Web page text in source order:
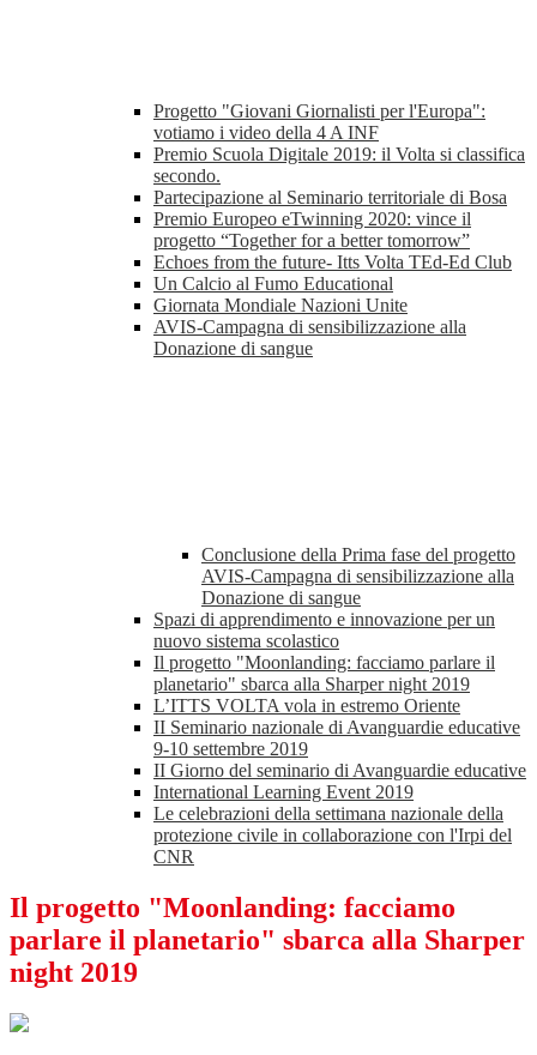
Progetto "Giovani Giornalisti per l'Europa":
votiamo i video della 4 A INF
Premio Scuola Digitale 2019: il Volta si classifica
secondo.
Partecipazione al Seminario territoriale di Bosa
Premio Europeo eTwinning 2020: vince il
progetto “Together for a better tomorrow”
Echoes from the future- Itts Volta TEd-Ed Club
Un Calcio al Fumo Educational
Giornata Mondiale Nazioni Unite
AVIS-Campagna di sensibilizzazione alla
Donazione di sangue
Conclusione della Prima fase del progetto
AVIS-Campagna di sensibilizzazione alla
Donazione di sangue
Spazi di apprendimento e innovazione per un
nuovo sistema scolastico
Il progetto "Moonlanding: facciamo parlare il
planetario" sbarca alla Sharper night 2019
L’ITTS VOLTA vola in estremo Oriente
II Seminario nazionale di Avanguardie educative
9-10 settembre 2019
II Giorno del seminario di Avanguardie educative
International Learning Event 2019
Le celebrazioni della settimana nazionale della
protezione civile in collaborazione con l'Irpi del
CNR
Il progetto "Moonlanding: facciamo
parlare il planetario" sbarca alla Sharper
night 2019